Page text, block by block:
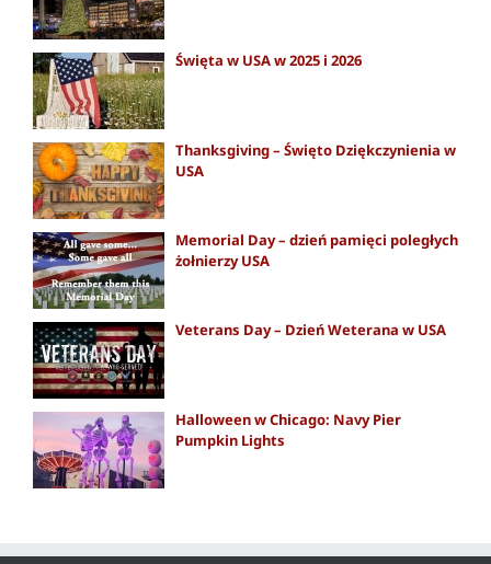
Święta w USA w 2025 i 2026
Thanksgiving – Święto Dziękczynienia w
USA
Memorial Day – dzień pamięci poległych
żołnierzy USA
Veterans Day – Dzień Weterana w USA
Halloween w Chicago: Navy Pier
Pumpkin Lights